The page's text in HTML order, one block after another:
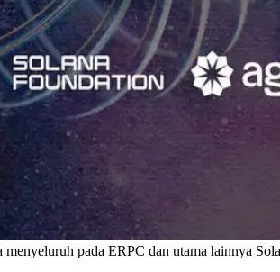
pada ERPC dan utama lainnya